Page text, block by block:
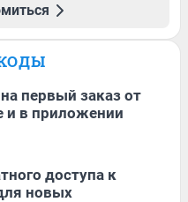
первый заказ от
и в приложении
доступа к
новых